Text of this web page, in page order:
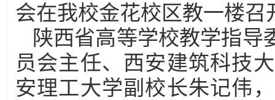
会在我校金花校区教一楼召
陕西省高等学校教学指导
员会主任、西安建筑科技
安理工大学副校长朱记伟